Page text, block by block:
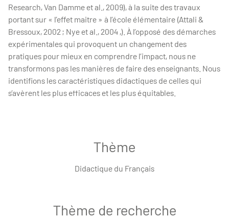
Research, Van Damme et al., 2009), à la suite des travaux
portant sur « l’effet maitre » à l’école élémentaire (Attali &
Bressoux, 2002 ; Nye et al., 2004 ,). À l’opposé des démarches
expérimentales qui provoquent un changement des
pratiques pour mieux en comprendre l’impact, nous ne
transformons pas les manières de faire des enseignants. Nous
identifions les caractéristiques didactiques de celles qui
s’avèrent les plus efficaces et les plus équitables.
Thème
Didactique du Français
Thème de recherche